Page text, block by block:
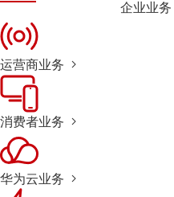
企业业务
运营商业务
消费者业务
华为云业务